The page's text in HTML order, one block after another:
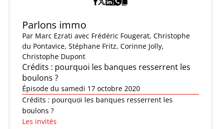
Parlons immo
Par Marc Ezrati avec Frédéric Fougerat, Christophe
du Pontavice, Stéphane Fritz, Corinne Jolly,
Christophe Dupont
Crédits : pourquoi les banques resserrent les
boulons ?
Épisode du samedi 17 octobre 2020
Crédits : pourquoi les banques resserrent les
boulons ?
Les invités